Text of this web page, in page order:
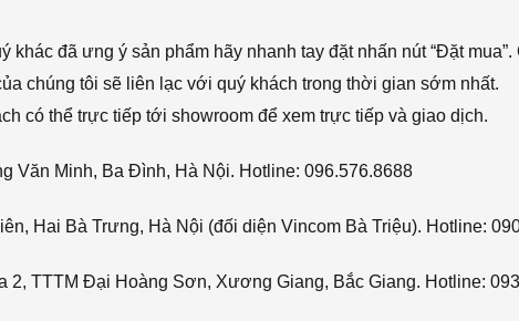
khác đã ưng ý sản phẩm hãy nhanh tay đặt nhấn nút “Đặt
chúng tôi sẽ liên lạc với quý khách trong thời gian sớm nhất.
có thể trực tiếp tới showroom để xem trực tiếp và giao dịch.
Văn Minh, Ba Đình, Hà Nội. Hotline: 096.576.8688
Hai Bà Trưng, Hà Nội (đối diện Vincom Bà Triệu). Hotline:
2, TTTM Đại Hoàng Sơn, Xương Giang, Bắc Giang. Hotline: